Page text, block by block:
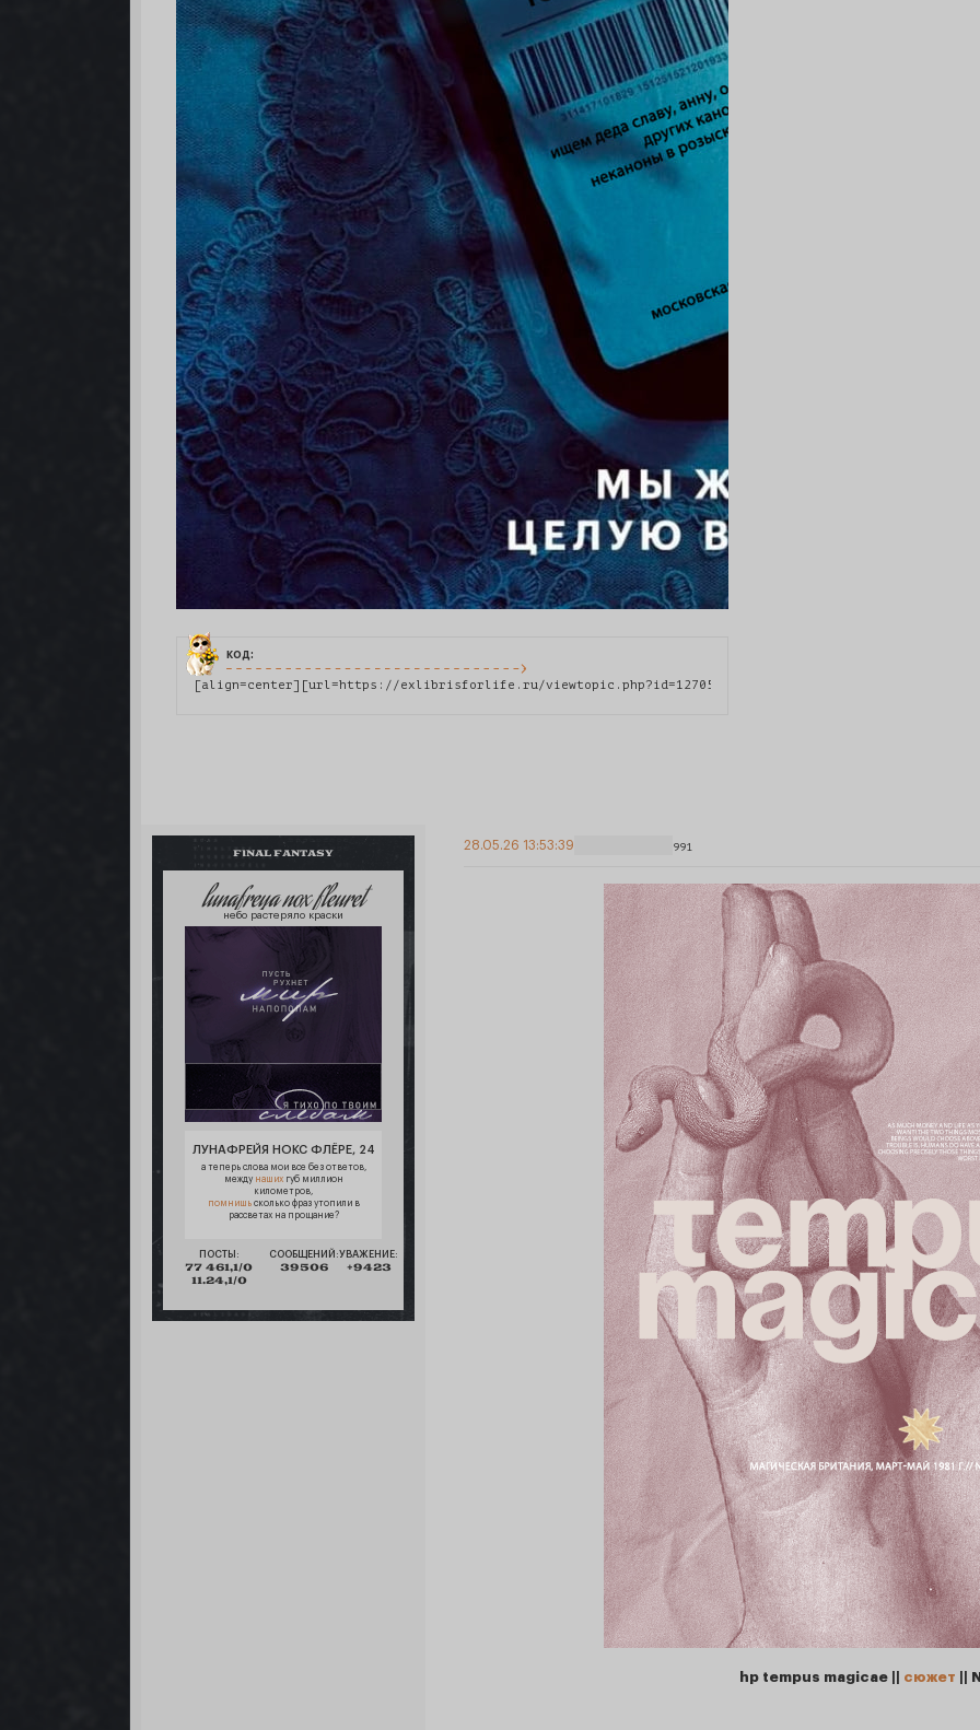
код:
[align=center][url=https://exlibrisforlife.ru/viewtopic.php?id=12705&p=3#p1653361][img]https://
FINAL FANTASY
lunafreya nox fleuret
небо растеряло краски
ЛУНАФРЕЙЯ НОКС ФЛЁРЕ, 24
а теперь слова мои все без ответов,
между нашихгуб миллион
километров,
помнишьсколько фраз утопили в
рассветах на прощание?
ПОСТЫ:
77 461,1/0
11.24,1/0
СООБЩЕНИЙ:
39506
УВАЖЕНИЕ:
+9423
991
28.05.26 13:53:39
hp tempus magicae || сюжет ||